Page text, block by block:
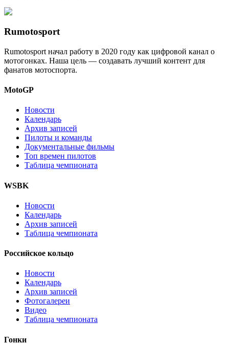
Rumotosport
Rumotosport начал работу в 2020 году как цифровой канал о
мотогонках. Наша цель — создавать лучший контент для
фанатов мотоспорта.
MotoGP
Новости
Календарь
Архив записей
Пилоты и команды
Документальные фильмы
Топ времен пилотов
Таблица чемпионата
WSBK
Новости
Календарь
Архив записей
Таблица чемпионата
Российское кольцо
Новости
Календарь
Архив записей
Фотогалереи
Видео
Таблица чемпионата
Гонки